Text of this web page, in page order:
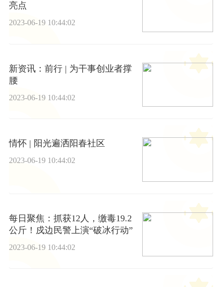
亮点
2023-06-19 10:44:02
新资讯：前行 | 为干事创业者撑
腰
2023-06-19 10:44:02
情怀 | 阳光遍洒阳春社区
2023-06-19 10:44:02
每日聚焦：抓获12人，缴毒19.2
公斤！戍边民警上演“破冰行动”
2023-06-19 10:44:02